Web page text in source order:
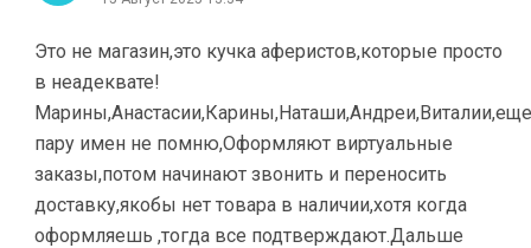
Это не магазин,это кучка аферистов,которые просто
в неадеквате!
Марины,Анастасии,Карины,Наташи,Андреи,Виталии,еще
пару имен не помню,Оформляют виртуальные
заказы,потом начинают звонить и переносить
доставку,якобы нет товара в наличии,хотя когда
оформляешь ,тогда все подтверждают.Дальше